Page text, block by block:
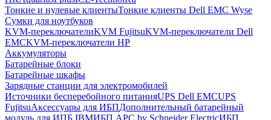
Тонкие и нулевые клиентыТонкие клиенты Dell EMC Wyse
Сумки для ноутбуков
KVM-переключателиKVM FujitsuKVM-переключатели Dell
EMCKVM-переключатели HP
Аккумуляторы
Батарейные блоки
Батарейные шкафы
Зарядные станции для электромобилей
Источники бесперебойного питанияUPS Dell EMCUPS
FujitsuАксессуары для ИБПДополнительный батарейный
модуль для ИПБ IBMИБП APC by Schneider ElectricИБП